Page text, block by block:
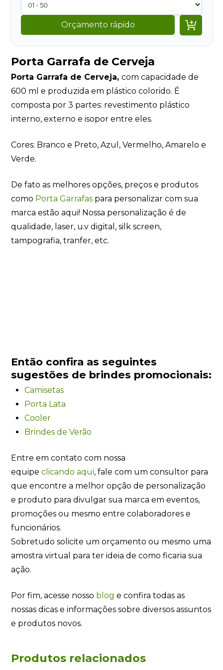
Orçamento rápido 
Porta Garrafa de Cerveja
Porta Garrafa de Cerveja,com capacidade de
600 ml e produzida em plástico colorido. É
composta por 3 partes: revestimento plástico
interno, externo e isopor entre eles.
Cores: Branco e Preto, Azul, Vermelho, Amarelo e
Verde.
De fato as melhores opções, preços e produtos
como Porta Garrafas para personalizar com sua
marca estão aqui! Nossa personalização é de
qualidade, laser, u.v digital, silk screen,
tampografia, tranfer, etc.
Então confira as seguintes
sugestões de brindes promocionais:
Camisetas
Porta Lata
Cooler
Brindes de Verão
Entre em contato com nossa
equipeclicando aqui, fale com um consultor para
que encontre a melhor opção de personalização
e produto para divulgar sua marca em eventos,
promoções ou mesmo entre colaboradores e
funcionários.
Sobretudo solicite um orçamento ou mesmo uma
amostra virtual para ter ideia de como ficaria sua
ação.
Por fim, acesse nosso blog e confira todas as
nossas dicas e informações sobre diversos assuntos
e produtos novos.
Produtos relacionados